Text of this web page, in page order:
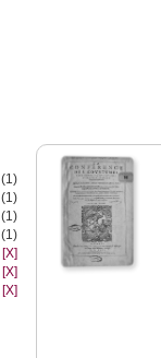
(1)
(1)
(1)
(1)
[X]
[X]
[X]